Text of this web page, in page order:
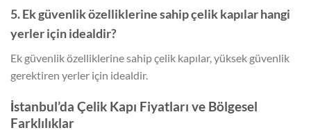
5. Ek güvenlik özelliklerine sahip çelik kapılar hangi
yerler için idealdir?
Ek güvenlik özelliklerine sahip çelik kapılar, yüksek güvenlik
gerektiren yerler için idealdir.
İstanbul’da Çelik Kapı Fiyatları ve Bölgesel
Farklılıklar